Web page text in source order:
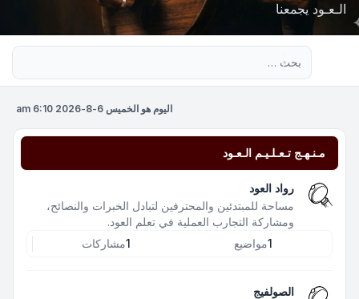
الـعـود يجمعنا
اليوم هو الخميس 6-8-2026 6:10 am
مـنـهـج تـعـلـيـم الـعـود
رواد العود
مساحة للمبتدئين والمحترفين لتبادل الخبرات والنصائح،
ومشاركة التجارب العملية في تعلم العود.
1مواضيع 1مشاركات
الصولفيج